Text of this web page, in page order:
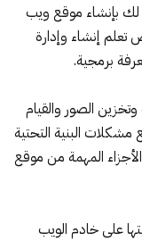
لك بإنشاء موقع ويب
تعلم إنشاء وإدارة
برمجية.
الصور والقيام
البنية التحتية
المهمة من موقع
على خادم الويب